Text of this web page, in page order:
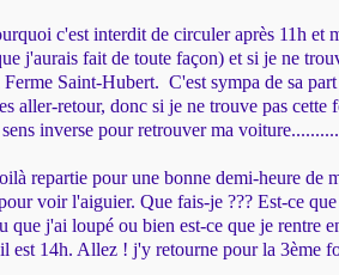
c'est interdit de circuler après 11h et
j'aurais fait de toute façon) et si je ne
Saint-Hubert. C'est sympa de sa
aller-retour, donc si je ne trouve pas cette
inverse pour retrouver ma
repartie pour une bonne demi-heure de
voir l'aiguier. Que fais-je ??? Est-ce
que j'ai loupé ou bien est-ce que je rentre
est 14h. Allez ! j'y retourne pour la 3ème